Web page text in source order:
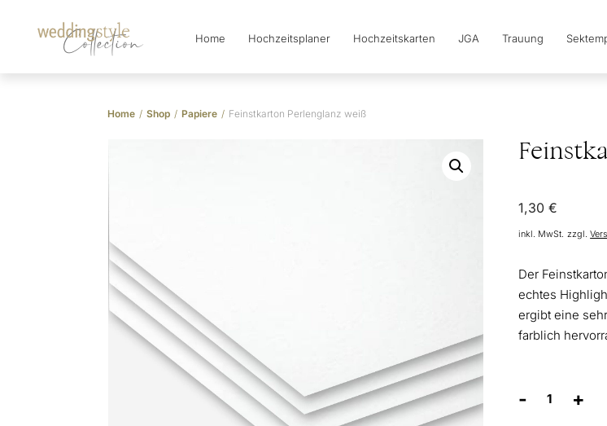
Collection Home Hochzeitsplaner Hochzeitskarten JGA Trauung
Home / Shop / Papiere / Feinstkarton Perlenglanz weiß
1,30€
inkl. MwSt. zzgl.
Der
echtes
ergibt eine
farblich
-
Feinstkarton
+